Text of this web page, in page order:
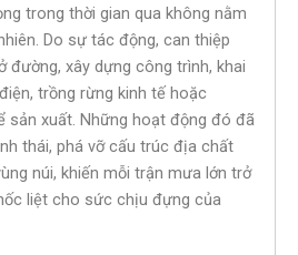
trong thời gian qua không nằm
Do sự tác động, can thiệp
đường, xây dựng công trình, khai
trồng rừng kinh tế hoặc
sản xuất. Những hoạt động đó đã
thái, phá vỡ cấu trúc địa chất
núi, khiến mỗi trận mưa lớn trở
liệt cho sức chịu đựng của